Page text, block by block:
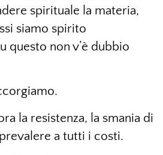
spirituale la materia,
siamo spirito
questo non v’è dubbio
la resistenza, la smania di
a tutti i costi.